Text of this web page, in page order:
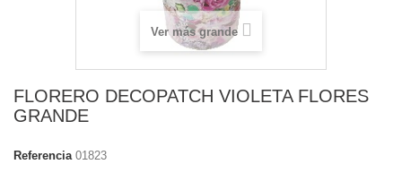
Ver más grande
FLORERO DECOPATCH VIOLETA FLORES
GRANDE
Referencia 01823